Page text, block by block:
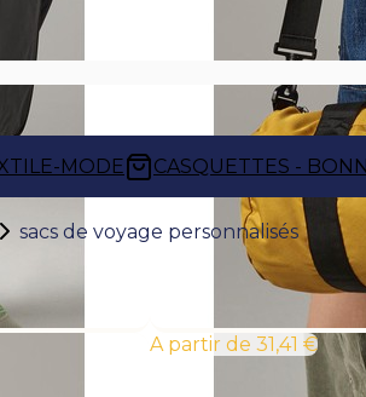
MODE CASQUETTES -
sacs de voyage personnalisés
SACS DE VOYAGE
À partir de 31,41 €